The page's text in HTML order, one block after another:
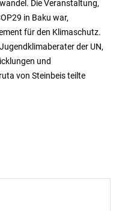
Die Veranstaltung,
in Baku war,
für den Klimaschutz.
der UN,
und
von Steinbeis teilte